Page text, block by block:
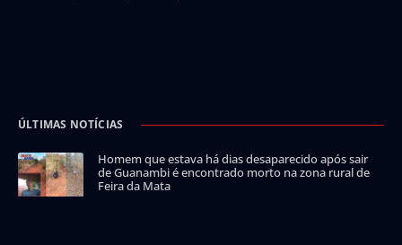
ÚLTIMAS NOTÍCIAS
Homem que estava há dias desaparecido após sair
de Guanambi é encontrado morto na zona rural de
Feira da Mata